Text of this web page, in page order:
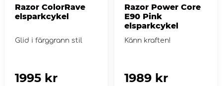
Razor ColorRave
elsparkcykel
Glid i färggrann stil
1995 kr
Razor Power Core
E90 Pink
elsparkcykel
Känn kraften!
1989 kr